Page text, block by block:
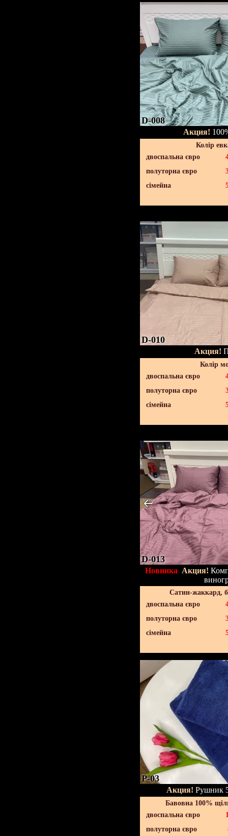
D-008
Акция!
Колір
двоспальна євро
полуторна євро
сімейна
D-010
Акция!
Колір
двоспальна євро
полуторна євро
сімейна
D-013
Новинка Акция!
Сатин-жаккард,
двоспальна євро
полуторна євро
сімейна
P-03
Акция! Рушник
Бавовна 100%
двоспальна євро
полуторна євро